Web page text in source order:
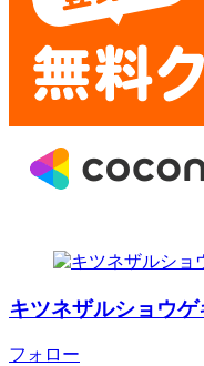
キツネザルショウゲ
フォロー